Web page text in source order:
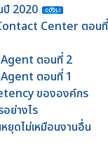
ปี 2020
Contact Center ตอนที่
Agent ตอนที่ 2
ตอนที่ 1
ขององค์กร
ย่างไร
ยุดไม่เหมือนงานอื่น